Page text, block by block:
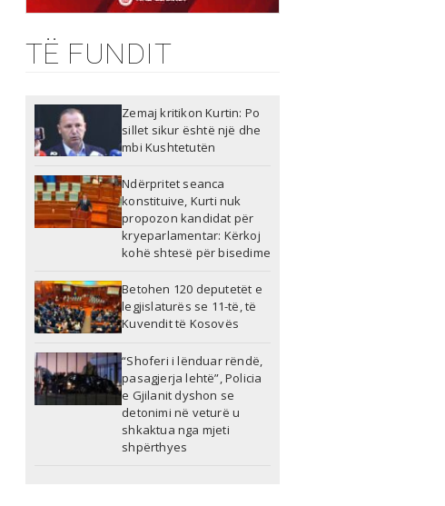
TË FUNDIT
Zemaj kritikon Kurtin: Po
sillet sikur është një dhe
mbi Kushtetutën
Ndërpritet seanca
konstituive, Kurti nuk
propozon kandidat për
kryeparlamentar: Kërkoj
kohë shtesë për bisedime
Betohen 120 deputetët e
legjislaturës se 11-të, të
Kuvendit të Kosovës
“Shoferi i lënduar rëndë,
pasagjerja lehtë”, Policia
e Gjilanit dyshon se
detonimi në veturë u
shkaktua nga mjeti
shpërthyes